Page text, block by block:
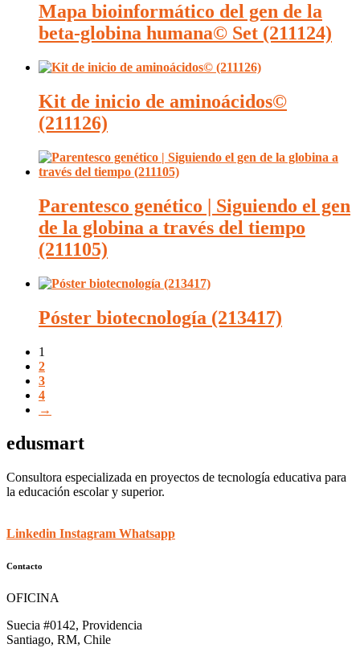
Mapa bioinformático del gen de la
beta-globina humana© Set (211124)
Kit de inicio de aminoácidos©
(211126)
Parentesco genético | Siguiendo el gen
de la globina a través del tiempo
(211105)
Póster biotecnología (213417)
1
2
3
4
→
edusmart
Consultora especializada en proyectos de tecnología educativa para
la educación escolar y superior.
Linkedin Instagram Whatsapp
Contacto
OFICINA
Suecia #0142, Providencia
Santiago, RM, Chile